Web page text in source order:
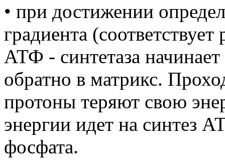
• при достижении
градиента
АТФ - синтетаза
обратно в матрикс.
протоны теряют свою
энергии идет на синтез
фосфата.